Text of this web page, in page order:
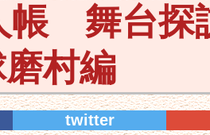
帳 舞台探
村編
twitter